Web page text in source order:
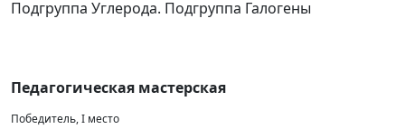
Подгруппа Углерода. Подгруппа Галогены
Педагогическая мастерская
Победитель, I место